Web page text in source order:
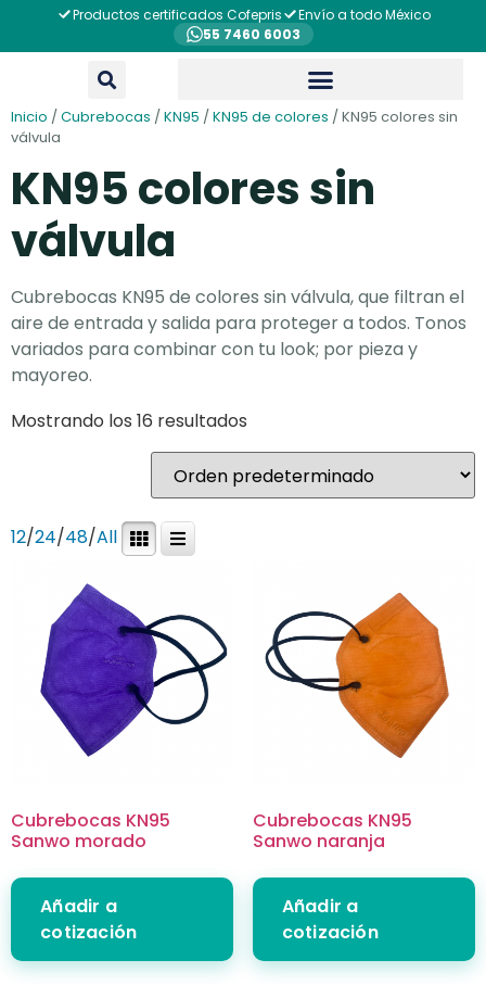
Productos certificados Cofepris
Envío a todo México
55 7460 6003
Inicio /Cubrebocas /KN95 /KN95 de colores / KN95 colores sin
válvula
KN95 colores sin
válvula
Cubrebocas KN95 de colores sin válvula, que filtran el
aire de entrada y salida para proteger a todos. Tonos
variados para combinar con tu look; por pieza y
mayoreo.
Mostrando los 16 resultados
12/24/48/All
Cubrebocas KN95
Sanwo morado
Añadir a
cotización
Cubrebocas KN95
Sanwo naranja
Añadir a
cotización